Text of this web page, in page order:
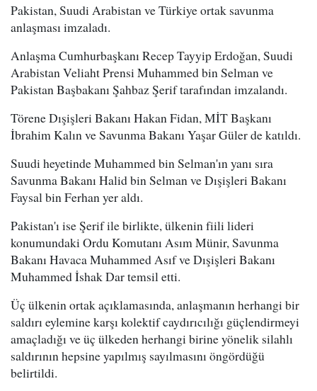
Pakistan, Suudi Arabistan ve Türkiye ortak savunma
anlaşması imzaladı.
Anlaşma Cumhurbaşkanı Recep Tayyip Erdoğan, Suudi
Arabistan Veliaht Prensi Muhammed bin Selman ve
Pakistan Başbakanı Şahbaz Şerif tarafından imzalandı.
Törene Dışişleri Bakanı Hakan Fidan, MİT Başkanı
İbrahim Kalın ve Savunma Bakanı Yaşar Güler de katıldı.
Suudi heyetinde Muhammed bin Selman'ın yanı sıra
Savunma Bakanı Halid bin Selman ve Dışişleri Bakanı
Faysal bin Ferhan yer aldı.
Pakistan'ı ise Şerif ile birlikte, ülkenin fiili lideri
konumundaki Ordu Komutanı Asım Münir, Savunma
Bakanı Havaca Muhammed Asıf ve Dışişleri Bakanı
Muhammed İshak Dar temsil etti.
Üç ülkenin ortak açıklamasında, anlaşmanın herhangi bir
saldırı eylemine karşı kolektif caydırıcılığı güçlendirmeyi
amaçladığı ve üç ülkeden herhangi birine yönelik silahlı
saldırının hepsine yapılmış sayılmasını öngördüğü
belirtildi.